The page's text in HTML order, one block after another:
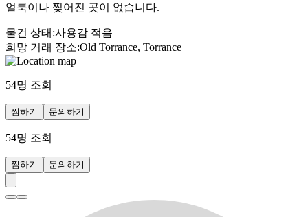
얼룩이나 찢어진 곳이 없습니다.
물건 상태 :사용감 적음
희망 거래 장소:Old Torrance, Torrance
54명 조회
찜하기 문의하기
54명 조회
찜하기 문의하기